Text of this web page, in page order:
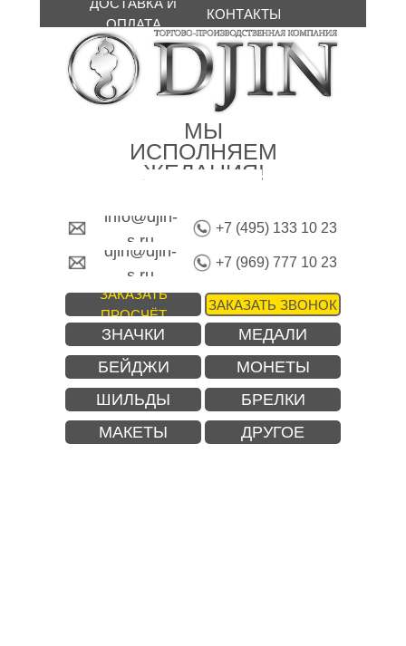
МЫ
ИСПОЛНЯЕМ
ЖЕЛАНИЯ!
ЗАКАЗАТЬ
ПРОСЧЁТ
+7 (969) 777 10 23
+7 (495) 133 10 23
ЗАКАЗАТЬ ЗВОНОК
ДОСТАВКА И
ОПЛАТА
КОНТАКТЫ
ЗНАЧКИ МЕДАЛИ
ШИЛЬДЫ БРЕЛКИ
БЕЙДЖИ МОНЕТЫ
info@djin-
s.ru
djin@djin-
s.ru
МАКЕТЫ ДРУГОЕ